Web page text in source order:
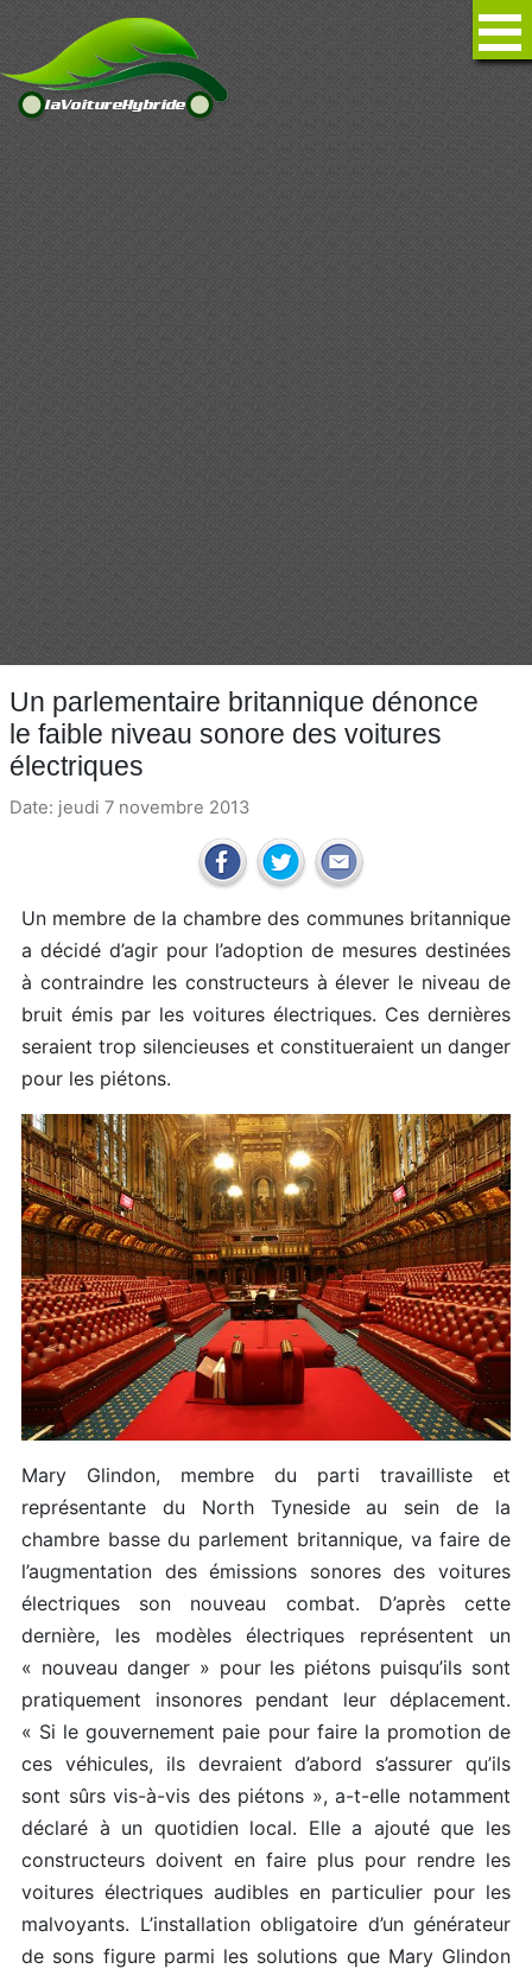
Un parlementaire britannique dénonce
le faible niveau sonore des voitures
électriques
Date: jeudi 7 novembre 2013
Un membre de la chambre des communes britannique
a décidé d’agir pour l’adoption de mesures destinées
à contraindre les constructeurs à élever le niveau de
bruit émis par les voitures électriques. Ces dernières
seraient trop silencieuses et constitueraient un danger
pour les piétons.
Mary Glindon, membre du parti travailliste et
représentante du North Tyneside au sein de la
chambre basse du parlement britannique, va faire de
l’augmentation des émissions sonores des voitures
électriques son nouveau combat. D’après cette
dernière, les modèles électriques représentent un
« nouveau danger » pour les piétons puisqu’ils sont
pratiquement insonores pendant leur déplacement.
« Si le gouvernement paie pour faire la promotion de
ces véhicules, ils devraient d’abord s’assurer qu’ils
sont sûrs vis-à-vis des piétons », a-t-elle notamment
déclaré à un quotidien local. Elle a ajouté que les
constructeurs doivent en faire plus pour rendre les
voitures électriques audibles en particulier pour les
malvoyants. L’installation obligatoire d’un générateur
de sons figure parmi les solutions que Mary Glindon